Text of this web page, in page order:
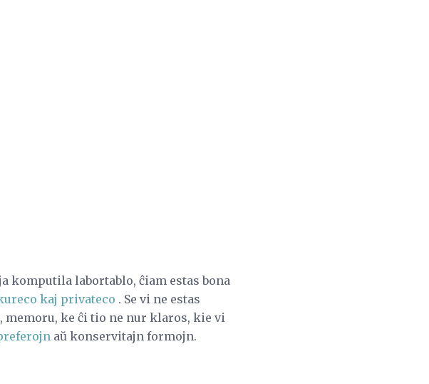
komputila labortablo, ĉiam estas bona
kaj privateco . Se vi ne estas
ke ĉi tio ne nur klaros, kie vi
aŭ konservitajn formojn.